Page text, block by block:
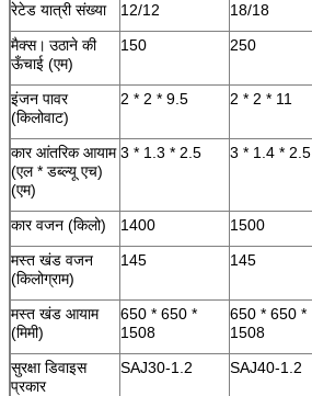
रेटेड यात्री संख्या 12/12 18/18
मैक्स। उठाने की
ऊँचाई (एम)
150 250
इंजन पावर
(किलोवाट)
2 * 2 * 9.5 2 * 2 * 11
कार आंतरिक आयाम
(एल * डब्ल्यू एच)
(एम)
3 * 1.3 * 2.5 3 * 1.4 * 2.5
कार वजन (किलो) 1400 1500
मस्त खंड वजन
(किलोग्राम)
145 145
मस्त खंड आयाम
(मिमी)
650 * 650 *
1508
650 * 650 *
1508
सुरक्षा डिवाइस
प्रकार
SAJ30-1.2 SAJ40-1.2